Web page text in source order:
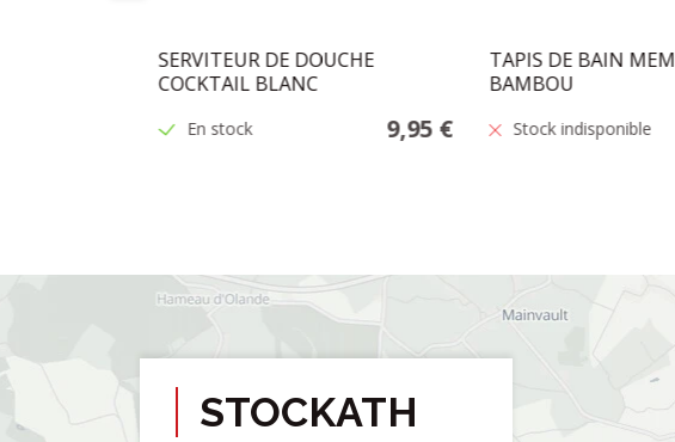
SERVITEUR DE DOUCHE
COCKTAIL BLANC
En stock 9,95 €
TAPIS DE BAIN
BAMBOU
Stock indisponible
STOCKATH